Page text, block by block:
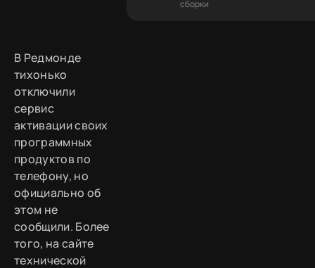
сборки
В Редмонде
тихонько
отключили
сервис
активации своих
программных
продуктов по
телефону, но
официально об
этом не
сообщили. Более
того, на сайте
технической